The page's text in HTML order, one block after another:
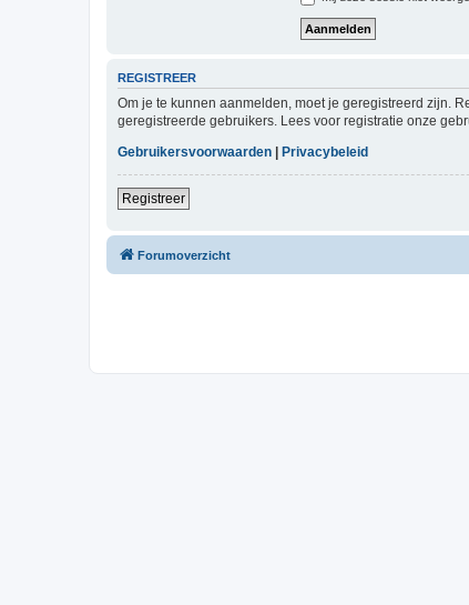
REGISTREER
Om je te kunnen aanmelden, moet je geregistreerd zijn.
geregistreerde gebruikers. Lees voor registratie onze
Gebruikersvoorwaarden
Privacybeleid
Registreer
Forumoverzicht